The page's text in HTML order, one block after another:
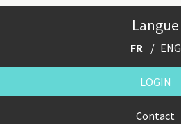
Langue
FR ENG
LOGIN
Contact